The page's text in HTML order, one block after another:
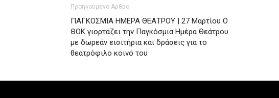
Προηγούμενο Άρθρο
ΠΑΓΚΟΣΜΙΑ ΗΜΕΡΑ ΘΕΑΤΡΟΥ | 27 Μαρτίου Ο
ΘΟΚ γιορτάζει την Παγκόσμια Ημέρα Θεάτρου
με δωρεάν εισιτήρια και δράσεις για το
θεατρόφιλο κοινό του